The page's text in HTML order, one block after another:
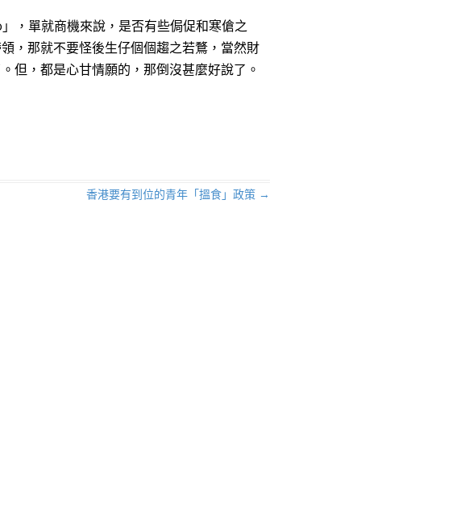
」
，單就商機來說，是否有些侷促和寒傖之
，那就不要怪後生仔個個趨之若鶩，當然財
但，都是心甘情願的，那倒沒甚麼好說了。
香港要有到位的青年「搵食」政策 →